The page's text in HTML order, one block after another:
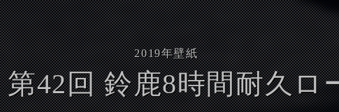
2019年壁紙
42回 鈴鹿8時間耐久ロ